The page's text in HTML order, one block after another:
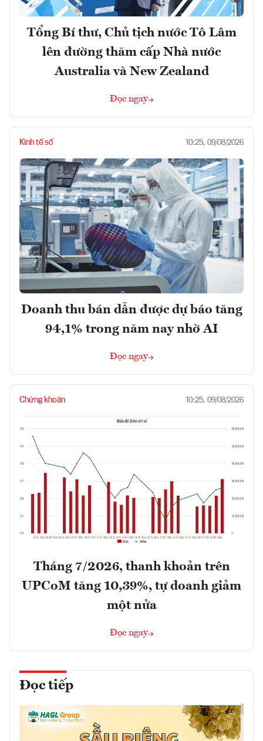
Tổng Bí thư, Chủ tịch nước Tô Lâm
lên đường thăm cấp Nhà nước
Australia và New Zealand
Đọc ngay
Kinh tế số 10:25, 09/08/2026
Doanh thu bán dẫn được dự báo tăng
94,1% trong năm nay nhờ AI
Đọc ngay
Chứng khoán 10:25, 09/08/2026
Tháng 7/2026, thanh khoản trên
UPCoM tăng 10,39%, tự doanh giảm
một nửa
Đọc ngay
Đọc tiếp